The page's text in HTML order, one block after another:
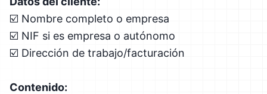
☑️ Nombre completo o empresa
☑️ NIF si es empresa o autónomo
☑️ Dirección de trabajo/facturación
Contenido: